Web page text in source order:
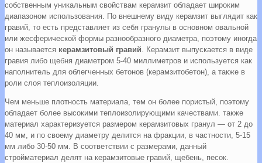
собственным уникальным свойствам керамзит обладает широким
диапазоном использования. По внешнему виду керамзит выглядит как
гравий, то есть представляет из себя гранулы в основном овальной
или жесферической формы разнообразного диаметра, поэтому иногда
он называется керамзитовый гравий. Керамзит выпускается в виде
гравия либо щебня диаметром 5-40 миллиметров и используется как
наполнитель для облегченных бетонов (керамзитобетон), а также в
роли слоя теплоизоляции.
Чем меньше плотность материала, тем он более пористый, поэтому
обладает более высокими теплоизолирующими качествами. также
материал характеризуется размером керамзитовых гранул — от 2 до
40 мм, и по своему диаметру делится на фракции, в частности, 5-15
мм либо 30-50 мм. В соответствии с размерами, данный
стройматериал делят на керамзитовые гравий, щебень, песок.